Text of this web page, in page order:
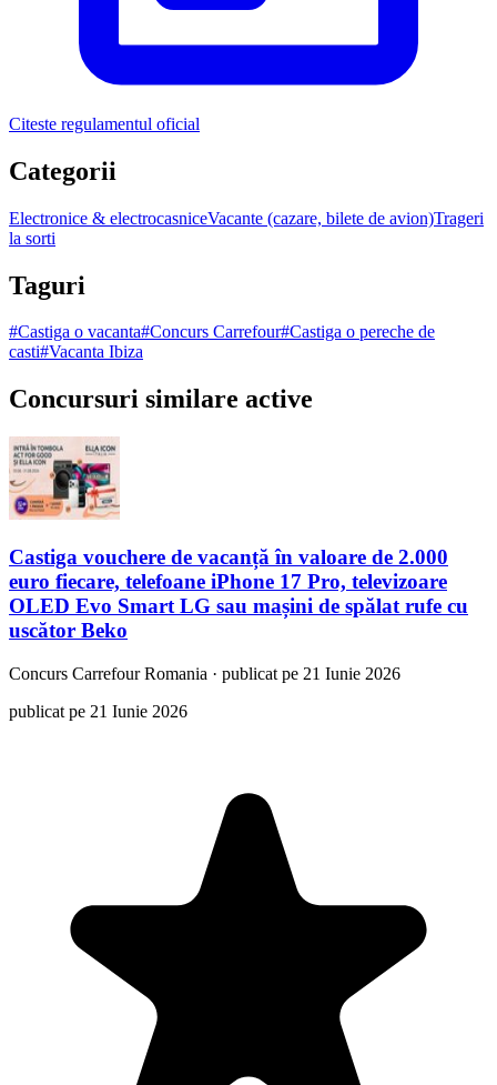
Citeste regulamentul oficial
Categorii
Electronice & electrocasniceVacante (cazare, bilete de avion)Trageri
la sorti
Taguri
#Castiga o vacanta#Concurs Carrefour#Castiga o pereche de
casti#Vacanta Ibiza
Concursuri similare active
Castiga vouchere de vacanță în valoare de 2.000
euro fiecare, telefoane iPhone 17 Pro, televizoare
OLED Evo Smart LG sau mașini de spălat rufe cu
uscător Beko
Concurs Carrefour Romania · publicat pe 21 Iunie 2026
publicat pe 21 Iunie 2026